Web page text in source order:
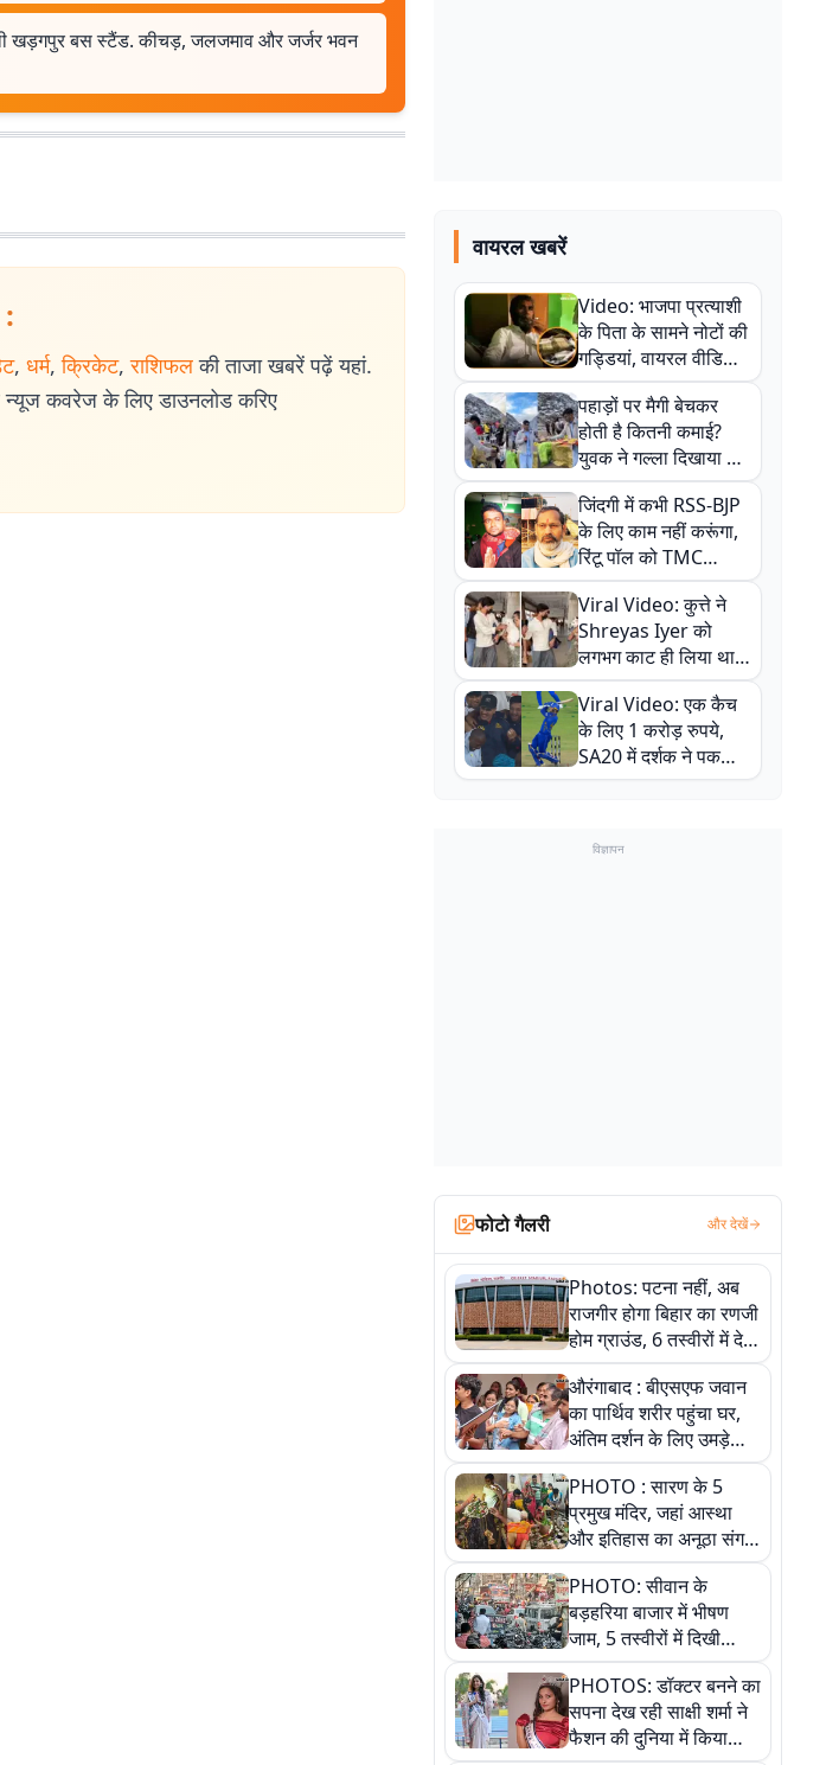
खड़गपुर बस स्टैंड. कीचड़, जलजमाव और जर्जर भवन
, धर्म, क्रिकेट, राशिफल की ताजा खबरें पढ़ें यहां.
कवरेज के लिए डाउनलोड करिए
वायरल खबरें
Video: भाजपा प्रत्याशी
के पिता के सामने नोटों की
गड्डियां, वायरल वीडियो
से राजनीति में उबाल,
अजित महतो बोले- TMC
की गंदी चाल
पहाड़ों पर मैगी बेचकर
होती है कितनी कमाई?
युवक ने गल्ला दिखाया तो
नौकरी वालों के खड़े हो गए
कान
जिंदगी में कभी RSS-BJP
के लिए काम नहीं करूंगा,
रिंटू पॉल को TMC
ऑफिस में ले जाकर पीटा,
Video वायरल
Viral Video: कुत्ते ने
Shreyas Iyer को
लगभग काट ही लिया था,
न्यूजीलैंड सीरीज से पहले
बाल-बाल बचे
Viral Video: एक कैच
के लिए 1 करोड़ रुपये,
SA20 में दर्शक ने पकड़ा
एक हाथ से गजब का कैच
विज्ञापन
फोटो गैलरी और देखें
Photos: पटना नहीं, अब
राजगीर होगा बिहार का रणजी
होम ग्राउंड, 6 तस्वीरों में देखें
नए स्टेडियम की पूरी कहानी
औरंगाबाद : बीएसएफ जवान
का पार्थिव शरीर पहुंचा घर,
अंतिम दर्शन के लिए उमड़े
लोग
PHOTO : सारण के 5
प्रमुख मंदिर, जहां आस्था
और इतिहास का अनूठा संगम,
तस्वीरों में जानिए
PHOTO: सीवान के
बड़हरिया बाजार में भीषण
जाम, 5 तस्वीरों में दिखी
अव्यवस्था
PHOTOS: डॉक्टर बनने का
सपना देख रही साक्षी शर्मा ने
फैशन की दुनिया में किया